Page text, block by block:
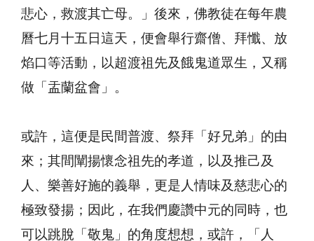
悲心，救渡其亡母。」後來，佛教徒在每年農
曆七月十五日這天，便會舉行齋僧、拜懺、放
焰口等活動，以超渡祖先及餓鬼道眾生，又稱
做「盂蘭盆會」。
或許，這便是民間普渡、祭拜「好兄弟」的由
來；其間闡揚懷念祖先的孝道，以及推己及
人、樂善好施的義舉，更是人情味及慈悲心的
極致發揚；因此，在我們慶讚中元的同時，也
可以跳脫「敬鬼」的角度想想，或許，「人